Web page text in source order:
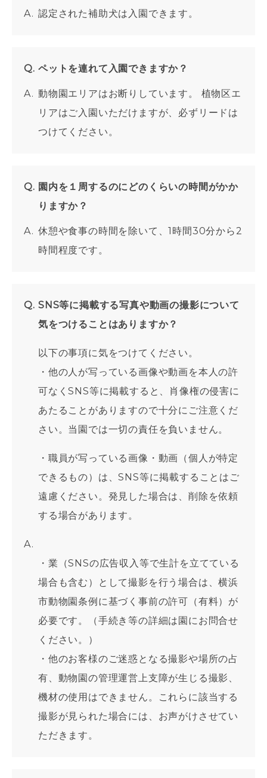
認定された補助犬は入園できます。
ペットを連れて入園できますか？
動物園エリアはお断りしています。 植物区エ
リアはご入園いただけますが、必ずリードは
つけてください。
園内を１周するのにどのくらいの時間がかか
りますか？
休憩や食事の時間を除いて、1時間30分から2
時間程度です。
SNS等に掲載する写真や動画の撮影について
気をつけることはありますか？
以下の事項に気をつけてください。
・他の人が写っている画像や動画を本人の許
可なくSNS等に掲載すると、肖像権の侵害に
あたることがありますので十分にご注意くだ
さい。当園では一切の責任を負いません。
・職員が写っている画像・動画（個人が特定
できるもの）は、SNS等に掲載することはご
遠慮ください。発見した場合は、削除を依頼
する場合があります。
・業（SNSの広告収入等で生計を立てている
場合も含む）として撮影を行う場合は、横浜
市動物園条例に基づく事前の許可（有料）が
必要です。（手続き等の詳細は園にお問合せ
ください。）
・他のお客様のご迷惑となる撮影や場所の占
有、動物園の管理運営上支障が生じる撮影、
機材の使用はできません。これらに該当する
撮影が見られた場合には、お声がけさせてい
ただきます。